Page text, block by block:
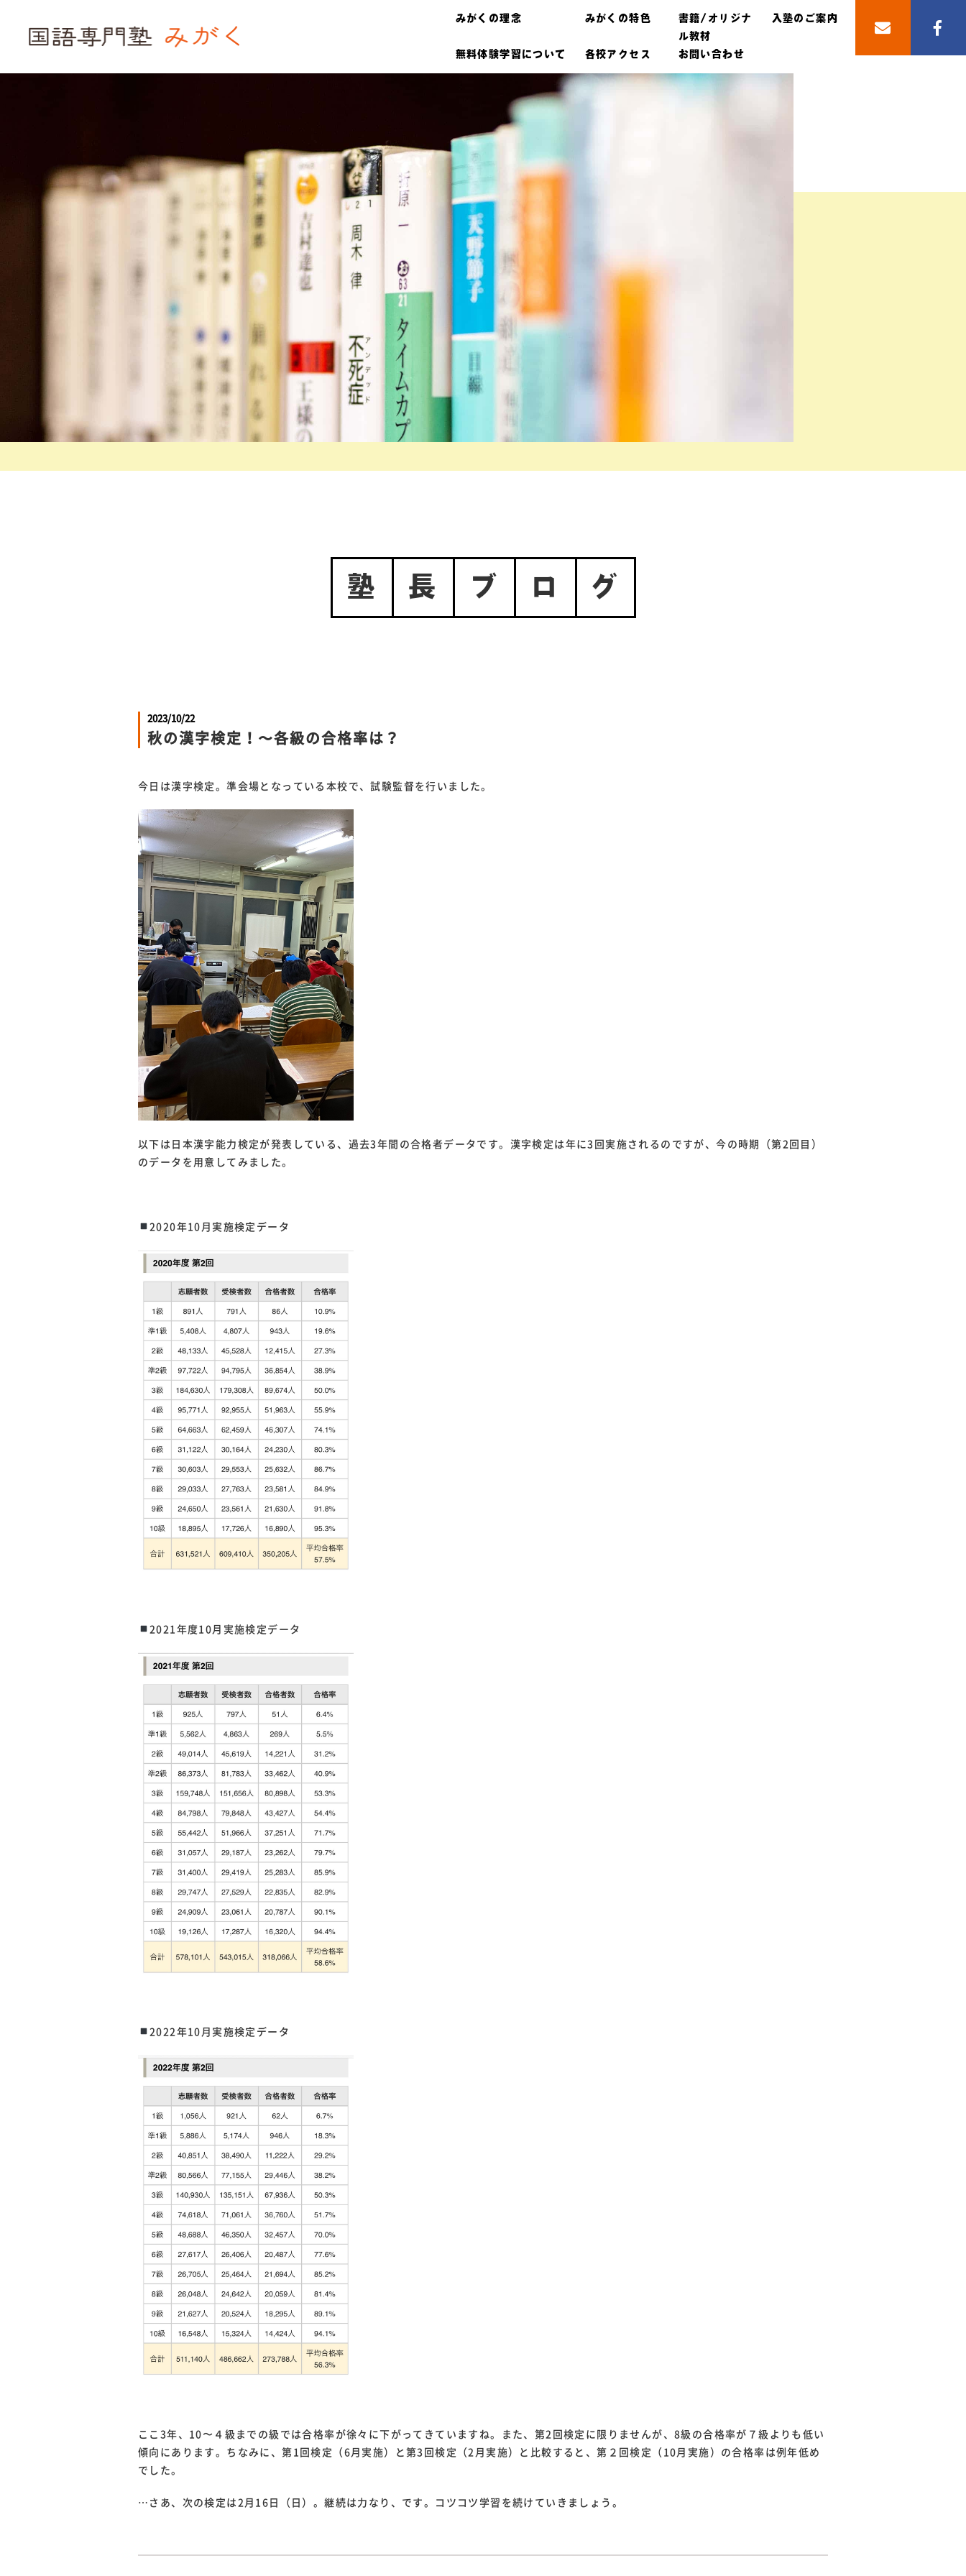
みがくの理念 みがくの特色
書籍/オリジナ
ル教材
入塾のご案内
無料体験学習について 各校アクセス お問い合わせ
塾 長 ブ ロ グ
2023/10/22
秋の漢字検定！〜各級の合格率は？
今日は漢字検定。準会場となっている本校で、試験監督を行いました。
以下は日本漢字能力検定が発表している、過去3年間の合格者データです。漢字検定は年に3回実施されるのですが、今の時期（第2回目）
のデータを用意してみました。
2020年10月実施検定データ
2021年度10月実施検定データ
2022年10月実施検定データ
ここ3年、10〜４級までの級では合格率が徐々に下がってきていますね。また、第2回検定に限りませんが、8級の合格率が７級よりも低い
傾向にあります。ちなみに、第1回検定（6月実施）と第3回検定（2月実施）と比較すると、第２回検定（10月実施）の合格率は例年低め
でした。
…さあ、次の検定は2月16日（日）。継続は力なり、です。コツコツ学習を続けていきましょう。